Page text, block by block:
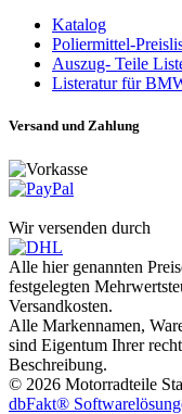
Katalog
Poliermittel-
Auszug- Teile
Listeratur für
Versand und Zahlung
Wir versenden durch
Alle hier genannten
festgelegten
Versandkosten.
Alle Markennamen,
sind Eigentum Ihrer
Beschreibung.
© 2026 Motorradteile
dbFakt®